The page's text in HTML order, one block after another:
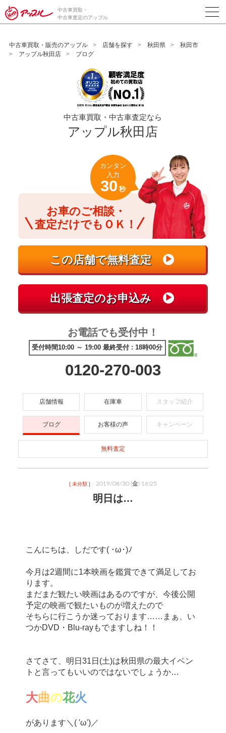
/*ABテスト_新規査定フォームの為のCVボタン*/
中古車買取・
中古車査定のアップル
中古車買取・販売のアップル 店舗を探す 秋田県
秋田市
アップル秋田店
ブログ
中古車買取・中古車査定なら
アップル秋田店
お車のご相談・
査定だけでもＯＫ！
カンタン
入力
30 秒
お電話でも受付中！
受付時間10:00 ～ 19:00 最終受付 : 18時00分
0120-270-003
店舗情報 在庫車 スタッフ紹介
ブログ お客様の声 キャンペーン
無料査定
[ 未分類 ] 2019/08/30 (金) 16:25
明日は…
こんにちは、しだです( ･ω･)ﾉ
今月は2週間に1本映画を鑑賞できて満足してお
ります。
まだまだ観たい映画はあるのですが、今後公開
予定の映画で観たいものが増えたので
そちらに行こうか迷っております……まぁ、い
つかDVD・Blu-rayもでますしね！！
さてさて、明日31日(土)は秋田県の最大イベン
トと言ってもいいのではないでしょうか…
大曲の花火
があります＼( 'ω')／